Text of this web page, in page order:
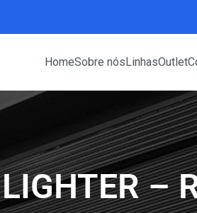
HomeSobre nósLinhasOutlet
–